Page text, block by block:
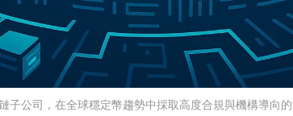
子公司，在全球穩定幣趨勢中採取高度合規與機構導向